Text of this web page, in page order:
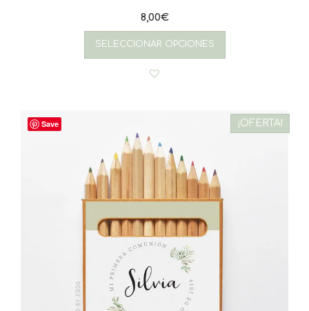
8,00€
SELECCIONAR OPCIONES
Save ¡OFERTA!